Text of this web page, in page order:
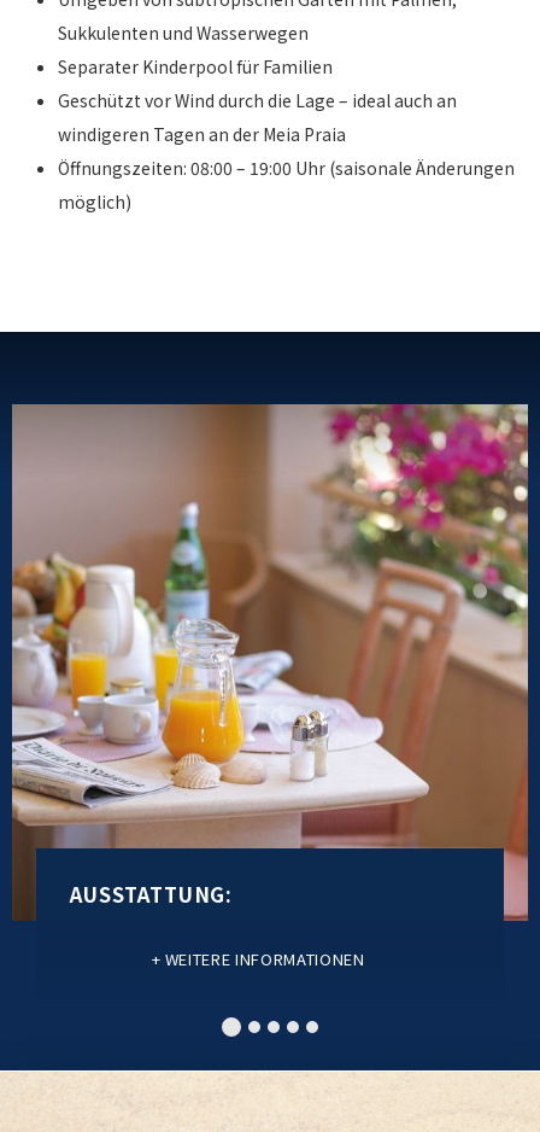
Sukkulenten und Wasserwegen
Separater Kinderpool für Familien
Geschützt vor Wind durch die Lage – ideal auch an
windigeren Tagen an der Meia Praia
Öffnungszeiten: 08:00 – 19:00 Uhr (saisonale Änderungen
möglich)
AUSSTATTUNG:
WEITERE INFORMATIONEN